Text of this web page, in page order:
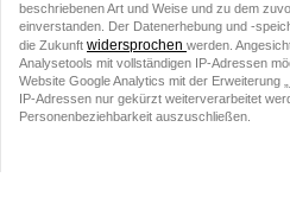
beschriebenen Art und Weise und zu dem
einverstanden. Der Datenerhebung und -
die Zukunft widersprochen werden.
Analysetools mit vollständigen IP-Adressen
Website Google Analytics mit der Erweiterung
IP-Adressen nur gekürzt weiterverarbeitet
Personenbeziehbarkeit auszuschließen.